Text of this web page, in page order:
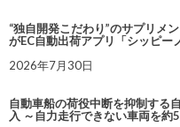
“独自開発こだわり”のサプリメ
がEC自動出荷アプリ「シッピー
2026年7月30日
自動車船の荷役中断を抑制する
入 ～自力走行できない車両を約